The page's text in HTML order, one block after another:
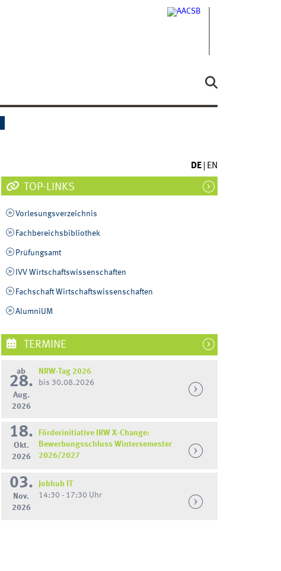
DE EN
TOP-LINKS
Vorlesungsverzeichnis
Fachbereichsbibliothek
Prüfungsamt
IVV Wirtschaftswissenschaften
Fachschaft Wirtschaftswissenschaften
AlumniUM
TERMINE
ab
28.
Aug.
2026
NRW-Tag 2026
bis 30.08.2026
18.
Okt.
2026
Förderinitiative IRW X-Change:
Bewerbungsschluss Wintersemester
2026/2027
03.
Nov.
2026
Jobhub IT
14:30 - 17:30 Uhr